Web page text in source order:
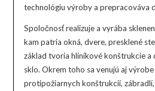
technológiu výroby a prepracováva
Spoločnosť realizuje a vyrába
kam patria okná, dvere, presklené
základ tvoria hliníkové konštrukcie a
sklo. Okrem toho sa venujú aj
protipožiarnych konštrukcií,